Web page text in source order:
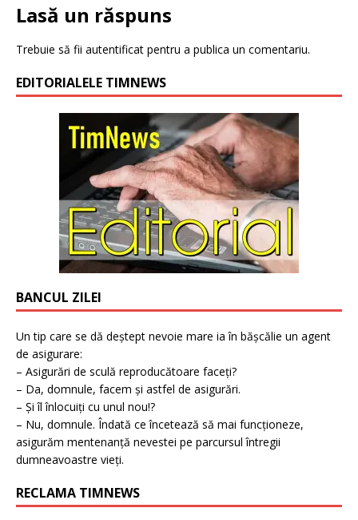
Lasă un răspuns
Trebuie să fii autentificat pentru a publica un comentariu.
EDITORIALELE TIMNEWS
BANCUL ZILEI
Un tip care se dă deștept nevoie mare ia în bășcălie un agent
de asigurare:
– Asigurări de sculă reproducătoare faceți?
– Da, domnule, facem și astfel de asigurări.
– Și îl înlocuiți cu unul nou!?
– Nu, domnule. Îndată ce încetează să mai funcționeze,
asigurăm mentenanță nevestei pe parcursul întregii
dumneavoastre vieți.
RECLAMA TIMNEWS